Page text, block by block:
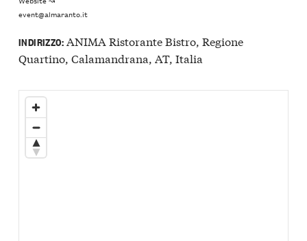
event@almaranto.it
INDIRIZZO:ANIMA Ristorante Bistro, Regione
Quartino, Calamandrana, AT, Italia